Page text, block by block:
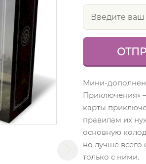
Мини-
Приключения»
карты
правилам их
основную
но лучше всего
только с ними.